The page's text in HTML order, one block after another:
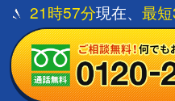
21時57分現在、 最